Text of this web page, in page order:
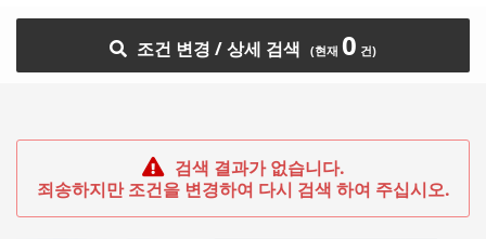
조건 변경 / 상세 검색 0
검색 결과가 없습니다.
죄송하지만 조건을 변경하여 다시 검색 하여 주십시오.